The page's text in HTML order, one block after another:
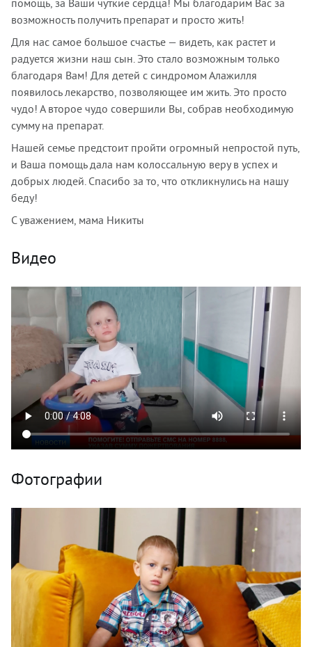
помощь, за Ваши чуткие сердца! Мы благодарим Вас за
возможность получить препарат и просто жить!
Для нас самое большое счастье — видеть, как растет и
радуется жизни наш сын. Это стало возможным только
благодаря Вам! Для детей с синдромом Алажилля
появилось лекарство, позволяющее им жить. Это просто
чудо! А второе чудо совершили Вы, собрав необходимую
сумму на препарат.
Нашей семье предстоит пройти огромный непростой путь,
и Ваша помощь дала нам колоссальную веру в успех и
добрых людей. Спасибо за то, что откликнулись на нашу
беду!
С уважением, мама Никиты
Видео
Фотографии